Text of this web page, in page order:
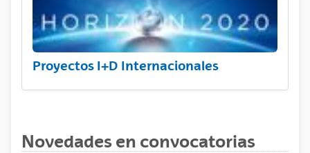
Proyectos I+D Internacionales
Novedades en convocatorias